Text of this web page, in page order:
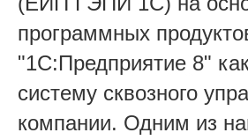
программных
"1С:Предприятие 8"
систему сквозного
компании. Одним из